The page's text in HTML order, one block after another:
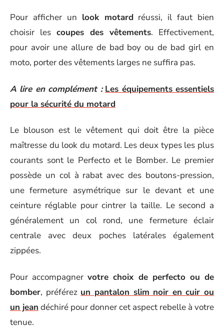
Pour afficher un look motard réussi, il faut bien
choisir les coupes des vêtements. Effectivement,
pour avoir une allure de bad boy ou de bad girl en
moto, porter des vêtements larges ne suffira pas.
A lire en complément : Les équipements essentiels
pour la sécurité du motard
Le blouson est le vêtement qui doit être la pièce
maîtresse du look du motard. Les deux types les plus
courants sont le Perfecto et le Bomber. Le premier
possède un col à rabat avec des boutons-pression,
une fermeture asymétrique sur le devant et une
ceinture réglable pour cintrer la taille. Le second a
généralement un col rond, une fermeture éclair
centrale avec deux poches latérales également
zippées.
Pour accompagnervotre choix de perfecto ou de
bomber, préférez un pantalon slim noir en cuir ou
un jean déchiré pour donner cet aspect rebelle à votre
tenue.